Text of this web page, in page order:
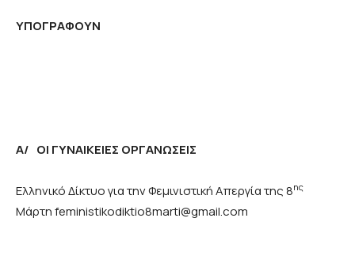
ΥΠΟΓΡΑΦΟΥΝ
Α/ ΟΙ ΓΥΝΑΙΚΕΙΕΣ ΟΡΓΑΝΩΣΕΙΣ
Ελληνικό Δίκτυο για την Φεμινιστική Απεργία της 8ης
Μάρτηfeministikodiktio8marti@gmail.com